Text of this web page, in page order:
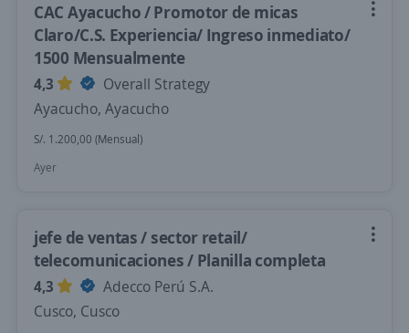
CAC Ayacucho / Promotor de micas
Claro/C.S. Experiencia/ Ingreso inmediato/
1500 Mensualmente
4,3
Overall Strategy
Ayacucho, Ayacucho
S/. 1.200,00 (Mensual)
Ayer
jefe de ventas / sector retail/
telecomunicaciones / Planilla completa
4,3
Adecco Perú S.A.
Cusco, Cusco